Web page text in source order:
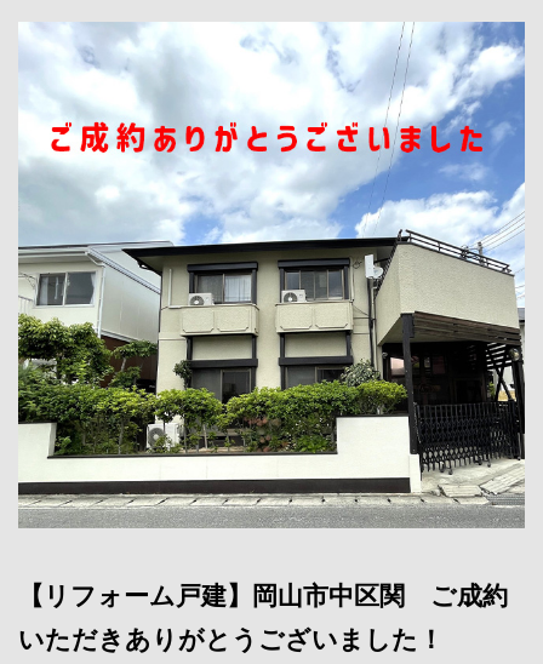
【リフォーム戸建】岡山市中区関 ご成約
いただき ありがとうございました！